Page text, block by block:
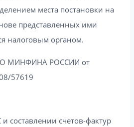
места постановки на
представленных ими
налоговым органом.
МИНФИНА РОССИИ от
57619
составлении счетов-фактур